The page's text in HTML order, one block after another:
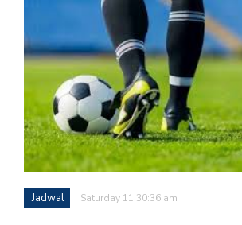
Jadwal Saturday 11:30:36 am